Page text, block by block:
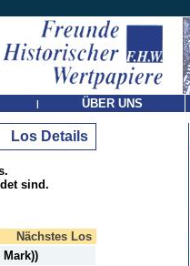
| ÜBER UNS
Los Details
sind.
Nächstes Los
Mark))